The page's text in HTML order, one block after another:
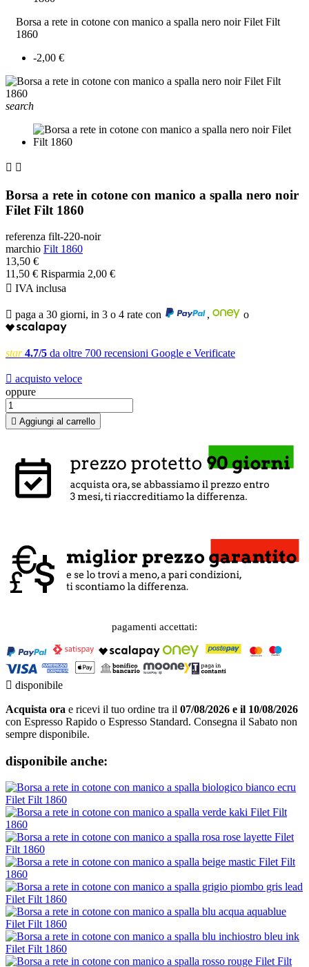
Borsa a rete in cotone con manico a spalla nero noir Filet Filt
1860
-2,00 €
search
 
Borsa a rete in cotone con manico a spalla nero noir
Filet Filt 1860
referenza filt-220-noir
marchio Filt 1860
13,50 €
11,50 € Risparmia 2,00 €
 IVA inclusa
 paga a 30 giorni, in 3 o 4 rate con , o
star 4.7/5 da oltre 700 recensioni Google e Verificate
 acquisto veloce
oppure
 Aggiungi al carrello
pagamenti accettati:
 disponibile
Acquista ora e ricevi il tuo ordine tra il 07/08/2026 e il 10/08/2026
con Espresso Rapido o Espresso Standard. Consegna il Sabato non
sempre disponibile.
disponibile anche: